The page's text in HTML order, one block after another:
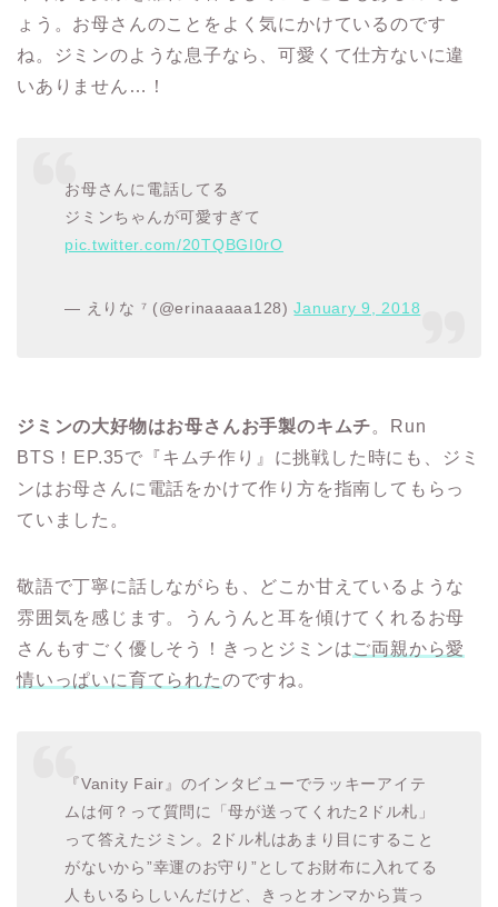
ょう。お母さんのことをよく気にかけているのです
ね。ジミンのような息子なら、可愛くて仕方ないに違
いありません…！
お母さんに電話してる
ジミンちゃんが可愛すぎて
pic.twitter.com/20TQBGI0rO
— えりな ⁷ (@erinaaaaa128)January 9, 2018
ジミンの大好物はお母さんお手製のキムチ。Run
BTS！EP.35で『キムチ作り』に挑戦した時にも、ジミ
ンはお母さんに電話をかけて作り方を指南してもらっ
ていました。
敬語で丁寧に話しながらも、どこか甘えているような
雰囲気を感じます。うんうんと耳を傾けてくれるお母
さんもすごく優しそう！きっとジミンはご両親から愛
情いっぱいに育てられたのですね。
『Vanity Fair』のインタビューでラッキーアイテ
ムは何？って質問に「母が送ってくれた2ドル札」
って答えたジミン。2ドル札はあまり目にすること
がないから”幸運のお守り”としてお財布に入れてる
人もいるらしいんだけど、きっとオンマから貰っ